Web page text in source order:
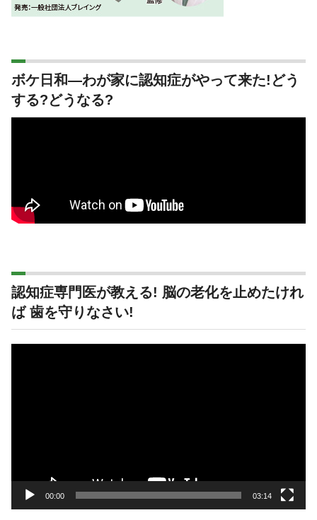
ボケ日和―わが家に認知症がやって来た!どう
する?どうなる?
認知症専門医が教える! 脳の老化を止めたけれ
ば 歯を守りなさい!
00:00 03:14